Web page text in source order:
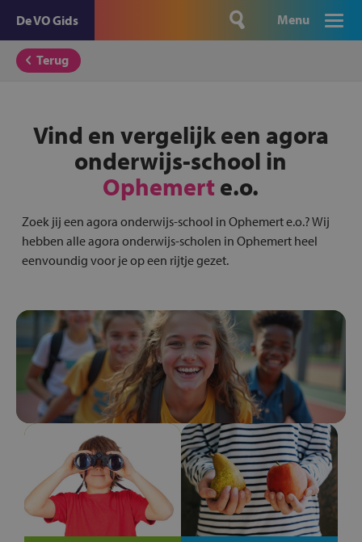
De VO Gids Menu
Terug
Vind en vergelijk een agora
onderwijs-school in
Ophemert e.o.
Zoek jij een agora onderwijs-school in Ophemert e.o.? Wij
hebben alle agora onderwijs-scholen in Ophemert heel
eenvoundig voor je op een rijtje gezet.